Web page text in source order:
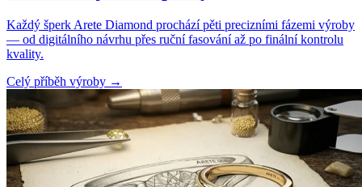
Každý šperk Arete Diamond prochází pěti precizními fázemi výroby
— od digitálního návrhu přes ruční fasování až po finální kontrolu
kvality.
Celý příběh výroby →